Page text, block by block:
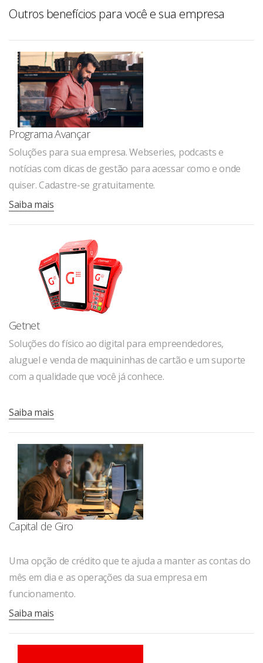
Outros benefícios para você e sua empresa
Programa Avançar
Soluções para sua empresa. Webseries, podcasts e
notícias com dicas de gestão para acessar como e onde
quiser. Cadastre-se gratuitamente.
Saiba mais
Getnet
Soluções do físico ao digital para empreendedores,
aluguel e venda de maquininhas de cartão e um suporte
com a qualidade que você já conhece.
Saiba mais
Capital de Giro
Uma opção de crédito que te ajuda a manter as contas do
mês em dia e as operações da sua empresa em
funcionamento.
Saiba mais